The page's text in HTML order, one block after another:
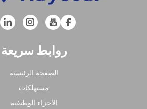
روابط سريعة
الصفحة الرئيسية
مستهلكات
الأجزاء الوظيفية